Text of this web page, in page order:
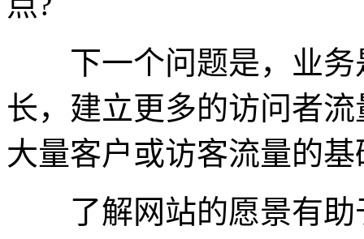
下一个问题是，业务
长，建立更多的访问者
大量客户或访客流量的基
了解网站的愿景有助